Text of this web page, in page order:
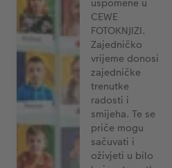
uspomene u
CEWE
FOTOKNJIZI.
Zajedničko
vrijeme donosi
zajedničke
trenutke
radosti i
smijeha. Te se
priče mogu
sačuvati i
oživjeti u bilo